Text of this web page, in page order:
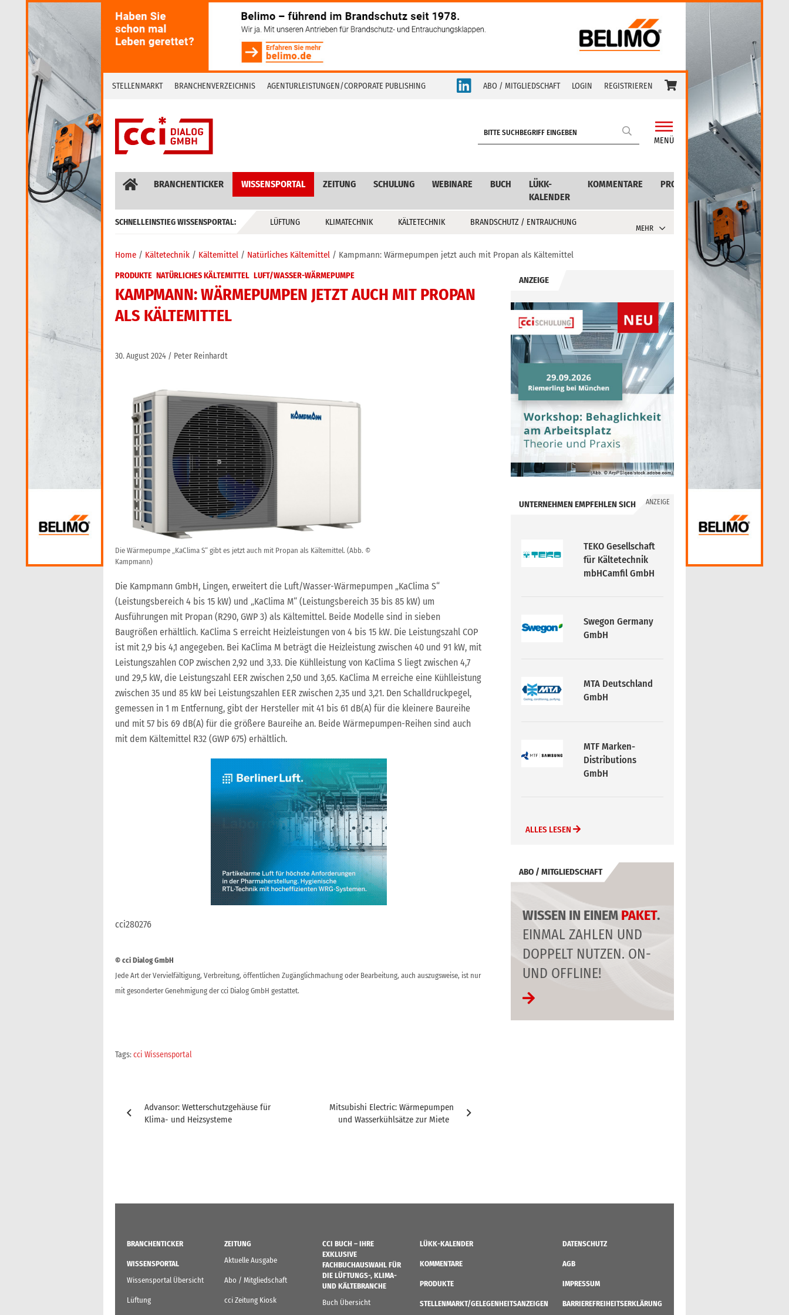
to
content
STELLENMARKT BRANCHENVERZEICHNIS AGENTURLEISTUNGEN/CORPORATE PUBLISHING ABO / MITGLIEDSCHAFT LOGIN REGISTRIEREN
MENÜ
BRANCHENTICKER WISSENSPORTAL ZEITUNG SCHULUNG WEBINARE BUCH
LÜKK-
KALENDER
KOMMENTARE PRODUKTE
SCHNELLEINSTIEG WISSENSPORTAL: LÜFTUNG KLIMATECHNIK KÄLTETECHNIK BRANDSCHUTZ / ENTRAUCHUNG
MEHR
Home Kältetechnik Kältemittel Natürliches Kältemittel Kampmann: Wärmepumpen jetzt auch mit Propan als Kältemittel
PRODUKTE NATÜRLICHES KÄLTEMITTEL LUFT/WASSER-WÄRMEPUMPE
KAMPMANN: WÄRMEPUMPEN JETZT AUCH MIT PROPAN
ALS KÄLTEMITTEL
30. August 2024 Peter Reinhardt
Die Wärmepumpe „KaClima S“ gibt es jetzt auch mit Propan als Kältemittel. (Abb. ©
Kampmann)
Die Kampmann GmbH, Lingen, erweitert die Luft/Wasser-Wärmepumpen „KaClima S“
(Leistungsbereich 4 bis 15 kW) und „KaClima M“ (Leistungsbereich 35 bis 85 kW) um
Ausführungen mit Propan (R290, GWP 3) als Kältemittel. Beide Modelle sind in sieben
Baugrößen erhältlich. KaClima S erreicht Heizleistungen von 4 bis 15 kW. Die Leistungszahl COP
ist mit 2,9 bis 4,1 angegeben. Bei KaClima M beträgt die Heizleistung zwischen 40 und 91 kW, mit
Leistungszahlen COP zwischen 2,92 und 3,33. Die Kühlleistung von KaClima S liegt zwischen 4,7
und 29,5 kW, die Leistungszahl EER zwischen 2,50 und 3,65. KaClima M erreiche eine Kühlleistung
zwischen 35 und 85 kW bei Leistungszahlen EER zwischen 2,35 und 3,21. Den Schalldruckpegel,
gemessen in 1 m Entfernung, gibt der Hersteller mit 41 bis 61 dB(A) für die kleinere Baureihe
und mit 57 bis 69 dB(A) für die größere Baureihe an. Beide Wärmepumpen-Reihen sind auch
mit dem Kältemittel R32 (GWP 675) erhältlich.
cci280276
© cci Dialog GmbH
Jede Art der Vervielfältigung, Verbreitung, öffentlichen Zugänglichmachung oder Bearbeitung, auch auszugsweise, ist nur
mit gesonderter Genehmigung der cci Dialog GmbH gestattet.
Tags:cci Wissensportal
Advansor: Wetterschutzgehäuse für
Klima- und Heizsysteme
Mitsubishi Electric: Wärmepumpen
und Wasserkühlsätze zur Miete
ANZEIGE
UNTERNEHMEN EMPFEHLEN SICH ANZEIGE
TEKO Gesellschaft
für Kältetechnik
mbHCamfil GmbH
Swegon Germany
GmbH
MTA Deutschland
GmbH
MTF Marken-
Distributions
GmbH
ALLES LESEN
ABO / MITGLIEDSCHAFT
WISSEN IN EINEM PAKET.
EINMAL ZAHLEN UND
DOPPELT NUTZEN. ON-
UND OFFLINE!
BRANCHENTICKER
WISSENSPORTAL
Wissensportal Übersicht
Lüftung
ZEITUNG
Aktuelle Ausgabe
Abo / Mitgliedschaft
cci Zeitung Kiosk
CCI BUCH – IHRE
EXKLUSIVE
FACHBUCHAUSWAHL FÜR
DIE LÜFTUNGS-, KLIMA-
UND KÄLTEBRANCHE
Buch Übersicht
LÜKK-KALENDER
KOMMENTARE
PRODUKTE
STELLENMARKT/GELEGENHEITSANZEIGEN
DATENSCHUTZ
AGB
IMPRESSUM
BARRIEREFREIHEITSERKLÄRUNG